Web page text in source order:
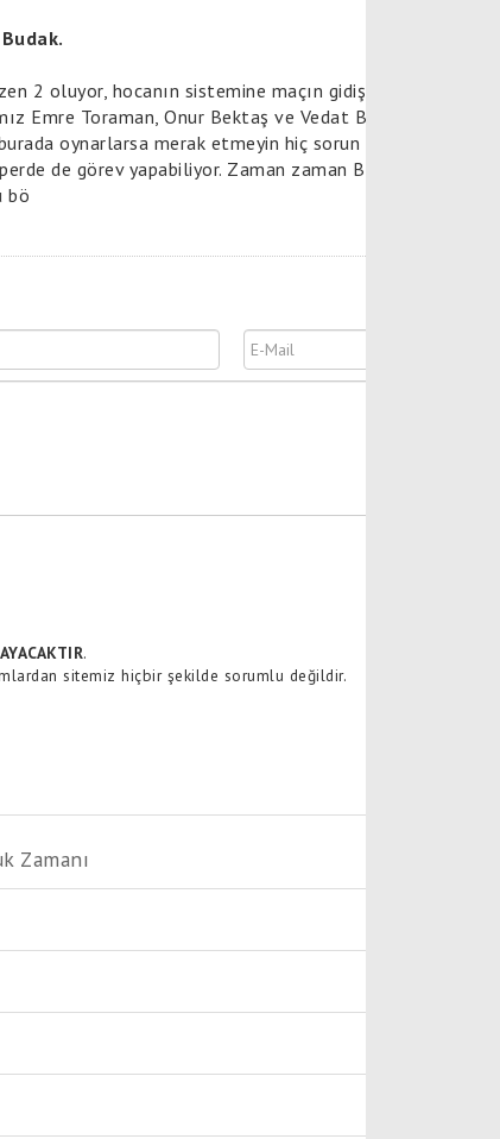
2 oluyor, hocanın sistemine maçın gidişatına göre
Emre Toraman, Onur Bektaş ve Vedat Budak. Yeni
oynarlarsa merak etmeyin hiç sorun çıkmaz. Emre
de görev yapabiliyor. Zaman zaman Boluspor 4-3-3
bö
.
sitemiz hiçbir şekilde sorumlu değildir.
Zamanı